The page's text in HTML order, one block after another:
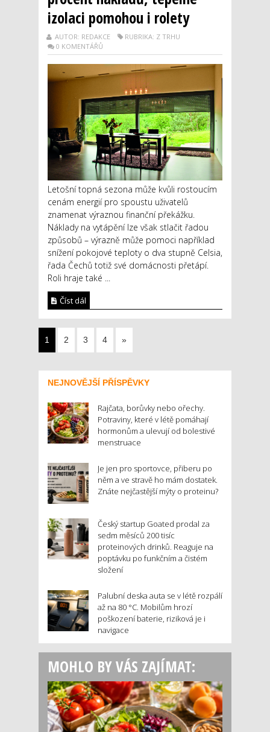
izolaci pomohou i rolety
AUTOR: REDAKCE
RUBRIKA: Z TRHU
0 KOMENTÁŘŮ
Letošní topná sezona může kvůli rostoucím
cenám energií pro spoustu uživatelů
znamenat výraznou finanční překážku.
Náklady na vytápění lze však stlačit řadou
způsobů – výrazně může pomoci například
snížení pokojové teploty o dva stupně Celsia,
řada Čechů totiž své domácnosti přetápí.
Roli hraje také ...
Číst dál
1 2 3 4 »
NEJNOVĚJŠÍ PŘÍSPĚVKY
Rajčata, borůvky nebo ořechy.
Potraviny, které v létě pomáhají
hormonům a ulevují od bolestivé
menstruace
Je jen pro sportovce, přiberu po
něm a ve stravě ho mám dostatek.
Znáte nejčastější mýty o proteinu?
Český startup Goated prodal za
sedm měsíců 200 tisíc
proteinových drinků. Reaguje na
poptávku po funkčním a čistém
složení
Palubní deska auta se v létě rozpálí
až na 80 °C. Mobilům hrozí
poškození baterie, riziková je i
navigace
MOHLO BY VÁS ZAJÍMAT: